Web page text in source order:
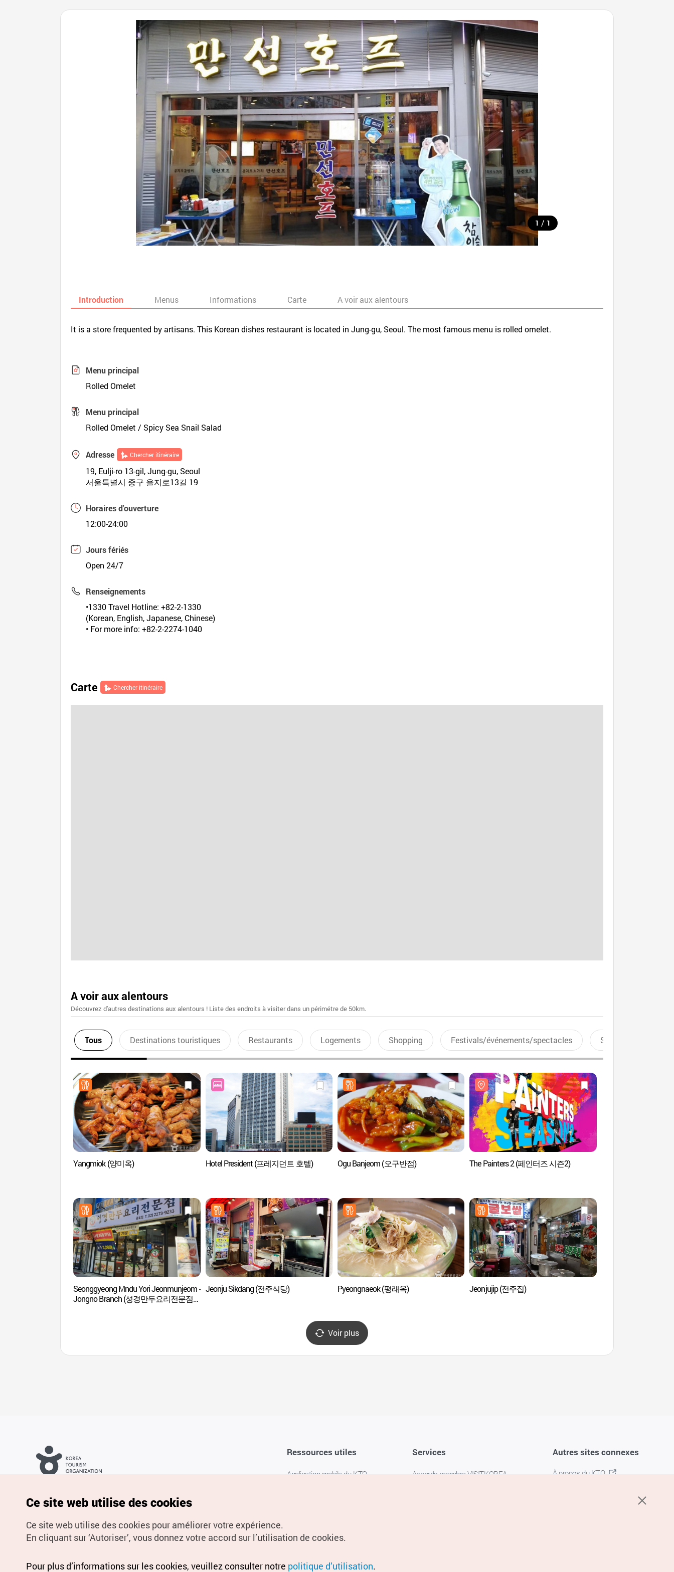
1 / 1
Introduction Menus Informations Carte A voir aux alentours
It is a store frequented by artisans. This Korean dishes restaurant is located in Jung-gu, Seoul. The most famous menu is rolled omelet.
Menu principal
Rolled Omelet
Menu principal
Rolled Omelet / Spicy Sea Snail Salad
Adresse Chercher itinéraire
19, Eulji-ro 13-gil, Jung-gu, Seoul
서울특별시 중구 을지로13길 19
Horaires d'ouverture
12:00-24:00
Jours fériés
Open 24/7
Renseignements
•1330 Travel Hotline: +82-2-1330
(Korean, English, Japanese, Chinese)
• For more info: +82-2-2274-1040
Carte Chercher itinéraire
A voir aux alentours
Découvrez d'autres destinations aux alentours ! Liste des endroits à visiter dans un périmétre de 50km.
Tous Destinations touristiques Restaurants Logements Shopping Festivals/événements/spectacles Sports aquatiques
Yangmiok (양미옥) Hotel President (프레지던트 호텔) Ogu Banjeom (오구반점) The Painters 2 (페인터즈 시즌2)
Seonggyeong Mndu Yori Jeonmunjeom -
Jongno Branch (성경만두요리전문점
Jeonju Sikdang (전주식당) Pyeongnaeok (평래옥) Jeonjujip (전주집)
Voir plus
Ressources utiles
Application mobile du KTO
Services
Accords membre VISITKOREA
Autres sites connexes
À propos du KTO
Pour les rapports d'erreurs et demandes de renseignements,
adressez vos demandes à
Ce site web utilise des cookies
Ce site web utilise des cookies pour améliorer votre expérience.
En cliquant sur ‘Autoriser’, vous donnez votre accord sur l’utilisation de cookies.
Pour plus d’informations sur les cookies, veuillez consulter notre politique d’utilisation.